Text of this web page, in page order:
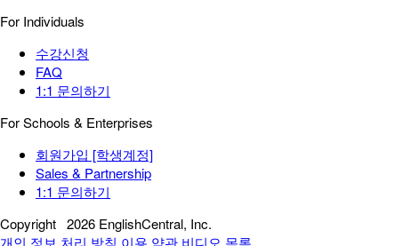
For Individuals
수강신청
FAQ
1:1 문의하기
For Schools & Enterprises
회원가입 [학생계정]
Sales & Partnership
1:1 문의하기
Copyright 2026 EnglishCentral, Inc.